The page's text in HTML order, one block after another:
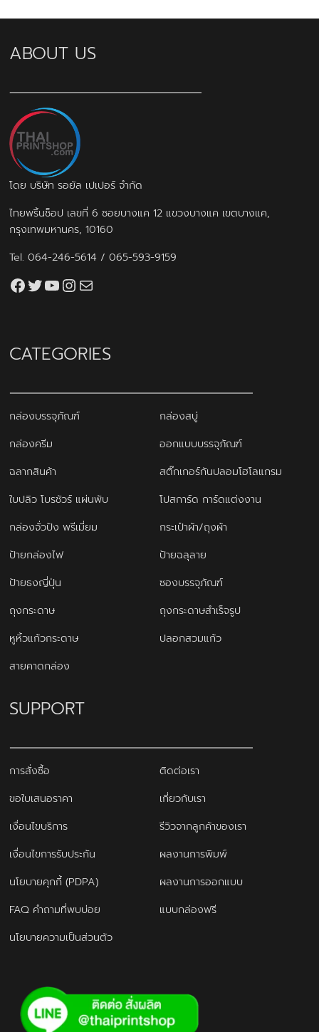
ABOUT US
โดย บริษัท รอยัล เปเปอร์ จำกัด
ไทยพริ้นช็อป เลขที่ 6 ซอยบางแค 12 แขวงบางแค เขตบางแค,
กรุงเทพมหานคร, 10160
Tel.064-246-5614 /065-593-9159
Facebook
Twitter
YouTube
Instagram
thaiprintshop.aw@gmail.com
CATEGORIES
กล่องบรรจุภัณฑ์
กล่องสบู่
กล่องครีม
ออกแบบบรรจุภัณฑ์
ฉลากสินค้า
สติ๊กเกอร์กันปลอมโฮโลแกรม
ใบปลิว โบรชัวร์ แผ่นพับ
โปสการ์ด การ์ดแต่งงาน
กล่องจั่วปัง พรีเมี่ยม
กระเป๋าผ้า/ถุงผ้า
ป้ายกล่องไฟ
ป้ายฉลุลาย
ป้ายธงญี่ปุ่น
ซองบรรจุภัณฑ์
ถุงกระดาษ
ถุงกระดาษสำเร็จรูป
หูหิ้วแก้วกระดาษ
ปลอกสวมแก้ว
สายคาดกล่อง
SUPPORT
การสั่งซื้อ
ติดต่อเรา
ขอใบเสนอราคา
เกี่ยวกับเรา
เงื่อนไขบริการ
รีวิวจากลูกค้าของเรา
เงื่อนไขการรับประกัน
ผลงานการพิมพ์
นโยบายคุกกี้ (PDPA)
ผลงานการออกแบบ
FAQ คำถามที่พบบ่อย
แบบกล่องฟรี
นโยบายความเป็นส่วนตัว